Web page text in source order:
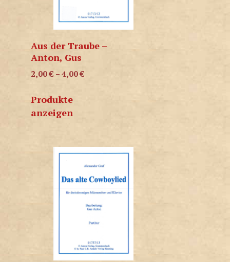
Aus der Traube –
Anton, Gus
2,00€ – 4,00€
Produkte
anzeigen